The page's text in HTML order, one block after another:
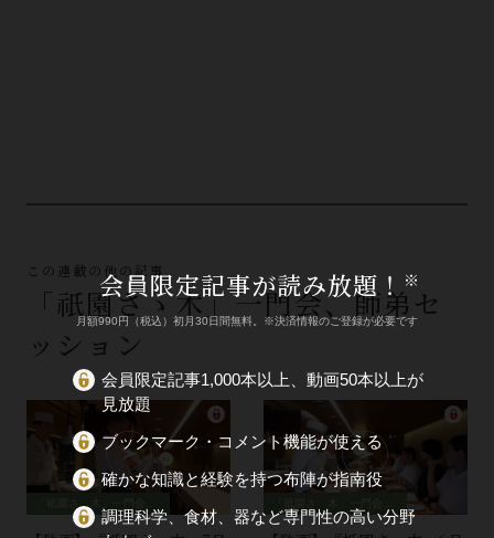
この連載の他の記事
「祇園さゝ木」一門会、師弟セ
ッション
会員限定記事が読み放題！※
月額990円（税込）初月30日間無料。※決済情報のご登録が必要です
会員限定記事1,000本以上、動画50本以上が
見放題
ブックマーク・コメント機能が使える
確かな知識と経験を持つ布陣が指南役
調理科学、食材、器など専門性の高い分野